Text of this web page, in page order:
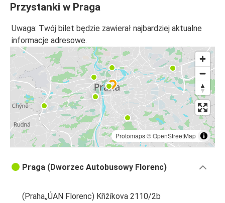
Przystanki w Praga
Uwaga: Twój bilet będzie zawierał najbardziej aktualne
informacje adresowe.
Protomaps©OpenStreetMap
Praga (Dworzec Autobusowy Florenc)
(Praha,,ÚAN Florenc) Křižíkova 2110/2b